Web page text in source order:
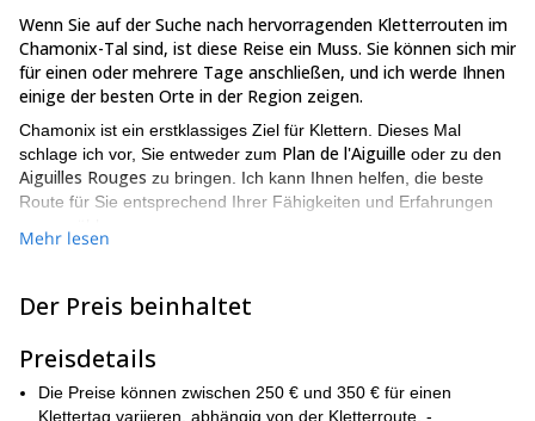
Wenn Sie auf der Suche nach hervorragenden Kletterrouten im
Chamonix-Tal sind, ist diese Reise ein Muss. Sie können sich mir
für einen oder mehrere Tage anschließen, und ich werde Ihnen
einige der besten Orte in der Region zeigen.
Chamonix ist ein erstklassiges Ziel für Klettern. Dieses Mal
schlage ich vor, Sie entweder zum Plan de l'Aiguille oder zu den
Aiguilles Rouges zu bringen. Ich kann Ihnen helfen, die beste
Route für Sie entsprechend Ihrer Fähigkeiten und Erfahrungen
du Midi-Seilbahn (Plan de l'Aiguille, 2317 m) bringen Sie zu
Granitroutenfür verschiedene Niveaus. Es gibt Kletterrouten bis
Anfänger möchten vielleicht Routen wie Lepidopteres oder
Mehr lesen
Der Preis beinhaltet
Preisdetails
Die Preise können zwischen 250 € und 350 € für einen
Klettertag variieren, abhängig von der Kletterroute. -